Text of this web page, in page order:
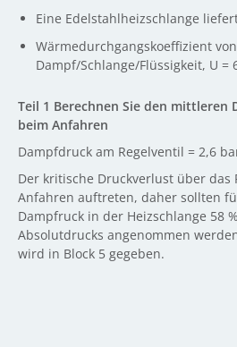
Eine Edelstahlheizschlange
Wärmedurchgangskoeffizient von
Dampf/Schlange/Flüssigkeit, U =
Teil 1 Berechnen Sie den mittleren
beim Anfahren
Dampfdruck am Regelventil = 2,6
Der kritische Druckverlust über das
Anfahren auftreten, daher sollten
Dampfruck in der Heizschlange 58
Absolutdrucks angenommen
wird in Block 5 gegeben.